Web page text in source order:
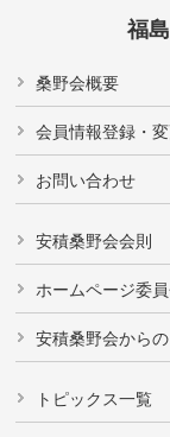
福
桑野会概要
会員情報登録・
お問い合わせ
安積桑野会会則
ホームページ委
安積桑野会から
トピックス一覧